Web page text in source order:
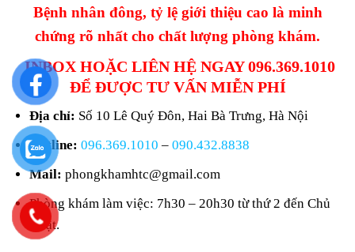
Bệnh nhân đông, tỷ lệ giới thiệu cao là minh
chứng rõ nhất cho chất lượng phòng khám.
INBOX HOẶC LIÊN HỆ NGAY 096.369.1010
ĐỂ ĐƯỢC TƯ VẤN MIỄN PHÍ
Địa chỉ: Số 10 Lê Quý Đôn, Hai Bà Trưng, Hà Nội
Hotline:096.369.1010 –090.432.8838
Mail:phongkhamhtc@gmail.com
Phòng khám làm việc: 7h30 – 20h30 từ thứ 2 đến Chủ
Nhật.